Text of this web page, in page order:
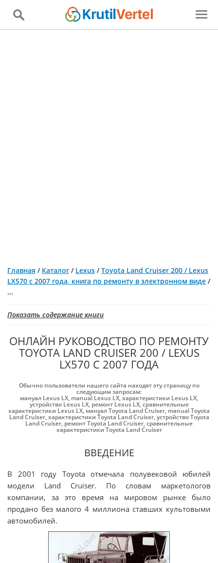
Главная / Каталог / Lexus /Toyota Land Cruiser 200 / Lexus
LX570 с 2007 года, книга по ремонту в электронном виде /
...
Показать содержание книги
ОНЛАЙН РУКОВОДСТВО ПО РЕМОНТУ
TOYOTA LAND CRUISER 200 / LEXUS
LX570 С 2007 ГОДА
Обычно пользователи нашего сайта находят эту страницу по
следующим запросам:
мануал Lexus LX, manual Lexus LX,характеристики Lexus LX,
устройство Lexus LX, ремонт Lexus LX,сравнительные
характеристики Lexus LX, мануал Toyota Land Cruiser, manual Toyota
Land Cruiser,характеристики Toyota Land Cruiser,устройство Toyota
Land Cruiser, ремонт Toyota Land Cruiser,сравнительные
характеристики Toyota Land Cruiser
ВВЕДЕНИЕ
В 2001 году Toyota отмечала полувековой юбилей
модели Land Cruiser. По словам маркетологов
компании, за это время на мировом рынке было
продано без малого 4 миллиона ставших культовыми
автомобилей.